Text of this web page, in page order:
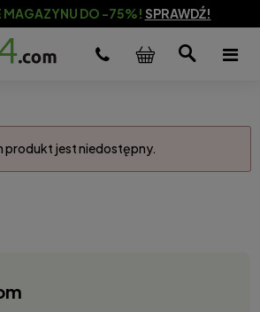
MAGAZYNU DO -75%! SPRAWDŹ!
produkt jest niedostępny.